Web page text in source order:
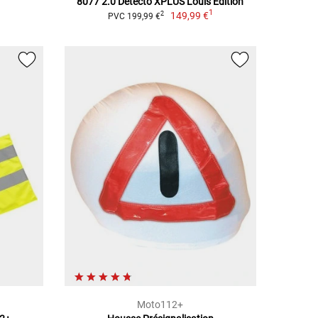
PVC 199,99 €2 149,99 €1
Moto112+